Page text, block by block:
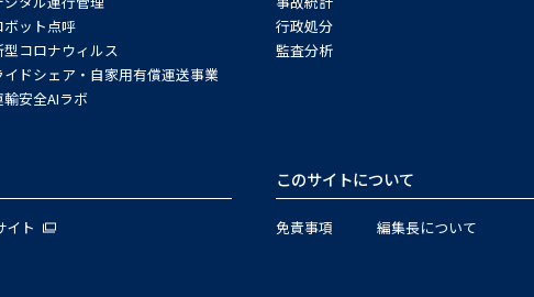
ボット点呼
型コロナウィルス
イドシェア・自家用有償運送事業
輸安全AIラボ
行政処分
監査分析
イト
このサイトについて
免責事項 編集長について